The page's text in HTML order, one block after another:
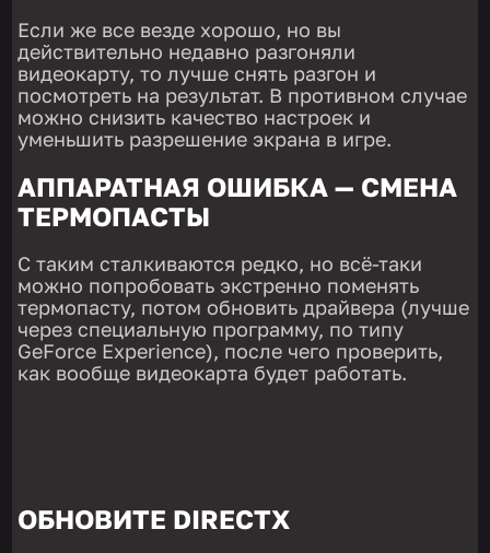
Если же все везде хорошо, но вы
действительно недавно разгоняли
видеокарту, то лучше снять разгон и
посмотреть на результат. В противном случае
можно снизить качество настроек и
уменьшить разрешение экрана в игре.
АППАРАТНАЯ ОШИБКА — СМЕНА
ТЕРМОПАСТЫ
С таким сталкиваются редко, но всё-таки
можно попробовать экстренно поменять
термопасту, потом обновить драйвера (лучше
через специальную программу, по типу
GeForce Experience), после чего проверить,
как вообще видеокарта будет работать.
ОБНОВИТЕ DIRECTX